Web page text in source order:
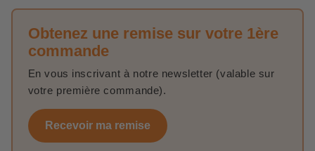
Obtenez une remise sur votre 1ère
commande
En vous inscrivant à notre newsletter (valable sur
votre première commande).
Recevoir ma remise